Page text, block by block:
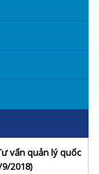
vấn quản lý quốc
2018)